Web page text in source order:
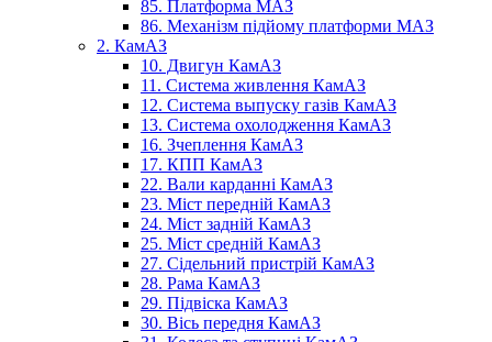
85. Платформа МАЗ
86. Механізм підйому платформи МАЗ
2. КамАЗ
10. Двигун КамАЗ
11. Система живлення КамАЗ
12. Система выпуску газів КамАЗ
13. Система охолодження КамАЗ
16. Зчеплення КамАЗ
17. КПП КамАЗ
22. Вали карданні КамАЗ
23. Міст передній КамАЗ
24. Міст задній КамАЗ
25. Міст средній КамАЗ
27. Сідельний пристрій КамАЗ
28. Рама КамАЗ
29. Підвіска КамАЗ
30. Вісь передня КамАЗ